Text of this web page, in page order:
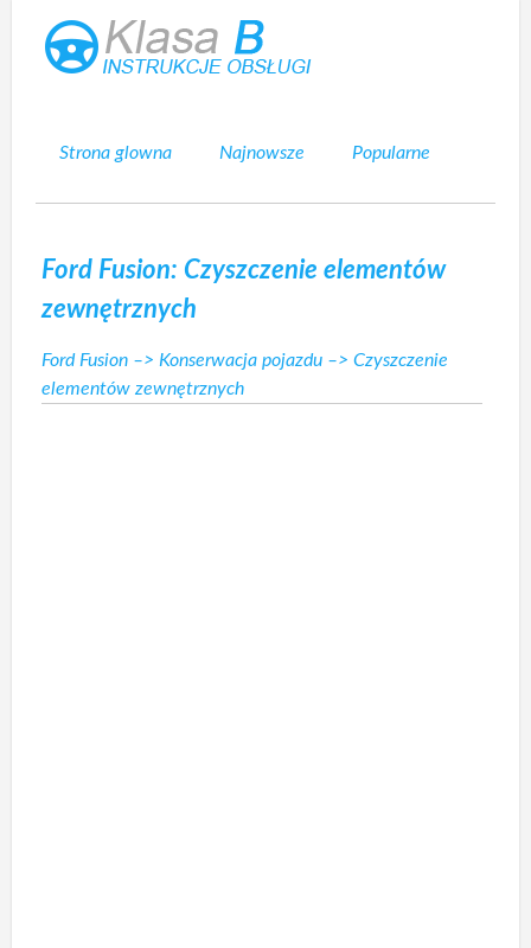
Strona glowna Najnowsze Popularne
Ford Fusion: Czyszczenie elementów
zewnętrznych
Ford Fusion –> Konserwacja pojazdu –> Czyszczenie
elementów zewnętrznych